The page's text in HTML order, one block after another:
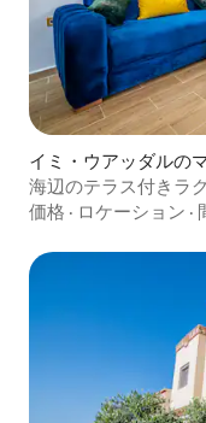
イミ・ウアッダルの
海辺のテラス付きラ
価格 · ロケーション ·